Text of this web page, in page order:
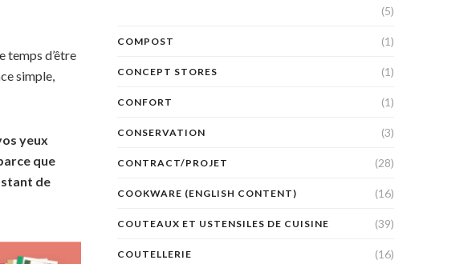
temps d’être
simple,
yeux
que
de
(5)
COMPOST (1)
CONCEPT STORES (1)
CONFORT (1)
CONSERVATION (3)
CONTRACT/PROJET (28)
COOKWARE (ENGLISH CONTENT) (16)
COUTEAUX ET USTENSILES DE CUISINE (39)
COUTELLERIE (16)